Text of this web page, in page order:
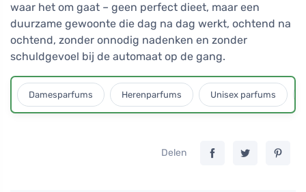
waar het om gaat – geen perfect dieet, maar een
duurzame gewoonte die dag na dag werkt, ochtend na
ochtend, zonder onnodig nadenken en zonder
schuldgevoel bij de automaat op de gang.
Damesparfums Herenparfums Unisex parfums
Delen